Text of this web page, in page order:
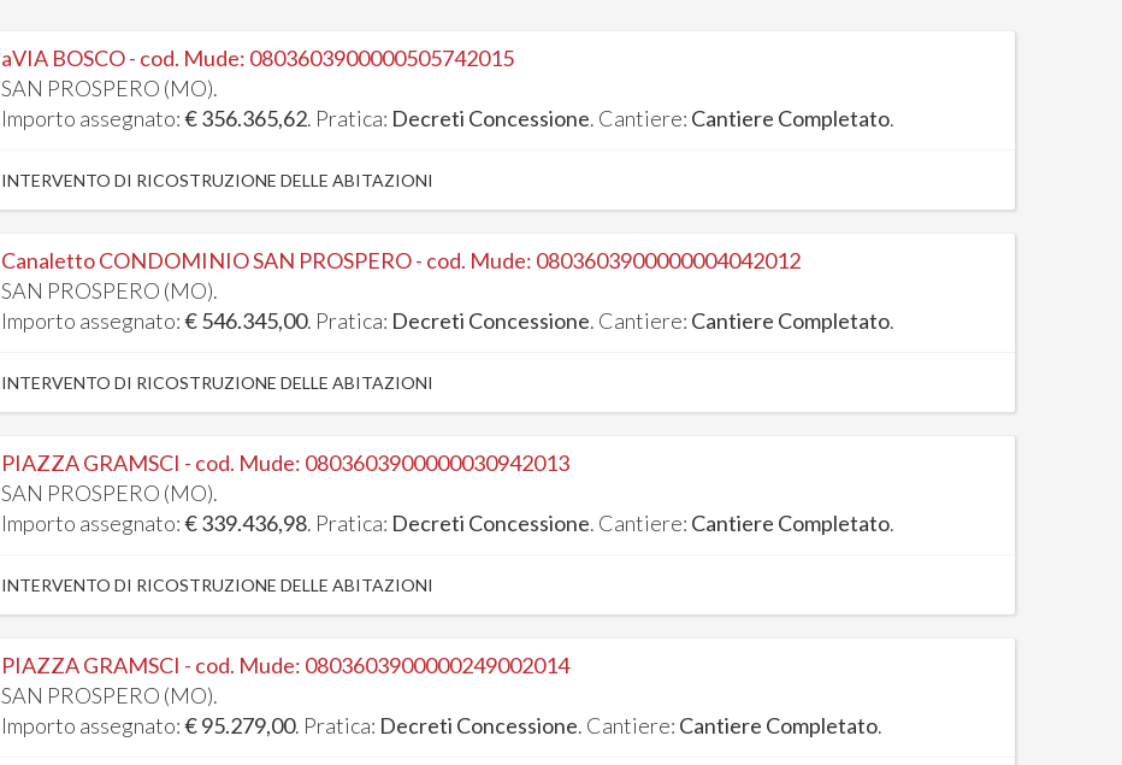
aVIA BOSCO - cod. Mude: 0803603900000505742015
SAN PROSPERO (MO).
Importo assegnato:€ 356.365,62. Pratica: Decreti Concessione. Cantiere: Cantiere Completato.
INTERVENTO DI RICOSTRUZIONE DELLE ABITAZIONI
Canaletto CONDOMINIO SAN PROSPERO - cod. Mude: 0803603900000004042012
SAN PROSPERO (MO).
Importo assegnato:€ 546.345,00. Pratica: Decreti Concessione. Cantiere: Cantiere Completato.
INTERVENTO DI RICOSTRUZIONE DELLE ABITAZIONI
PIAZZA GRAMSCI - cod. Mude: 0803603900000030942013
SAN PROSPERO (MO).
Importo assegnato:€ 339.436,98. Pratica: Decreti Concessione. Cantiere: Cantiere Completato.
INTERVENTO DI RICOSTRUZIONE DELLE ABITAZIONI
PIAZZA GRAMSCI - cod. Mude: 0803603900000249002014
SAN PROSPERO (MO).
Importo assegnato:€ 95.279,00. Pratica: Decreti Concessione. Cantiere: Cantiere Completato.